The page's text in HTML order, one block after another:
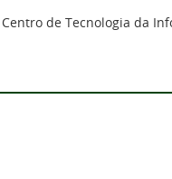
Centro de Tecnologia da